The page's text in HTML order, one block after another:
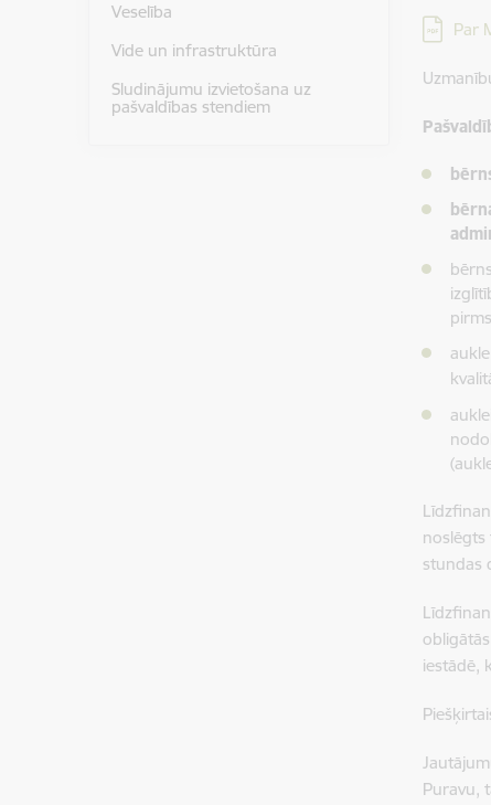
Veselība
Vide un infrastruktūra
Sludinājumu izvietošana uz
pašvaldības stendiem
Par
noslēgts
stundas
iestādē,
Puravu,